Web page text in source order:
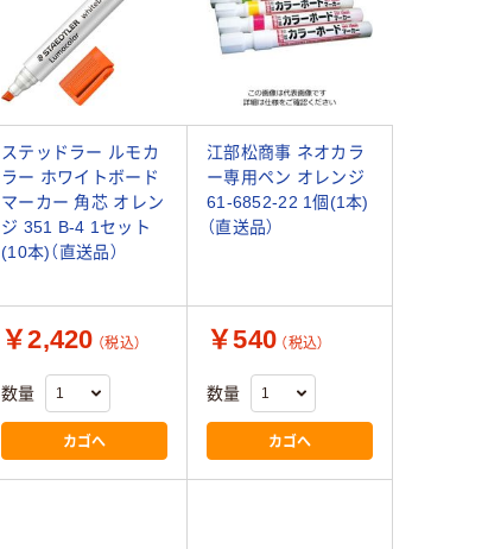
ステッドラー ルモカ
ラー ホワイトボード
マーカー 角芯 オレン
ジ 351 B-4 1セット
(10本)（直送品）
江部松商事 ネオカラ
ー専用ペン オレンジ
61-6852-22 1個(1本)
（直送品）
￥2,420 （税込）
数量
カゴへ
￥540 （税込）
数量
カゴへ